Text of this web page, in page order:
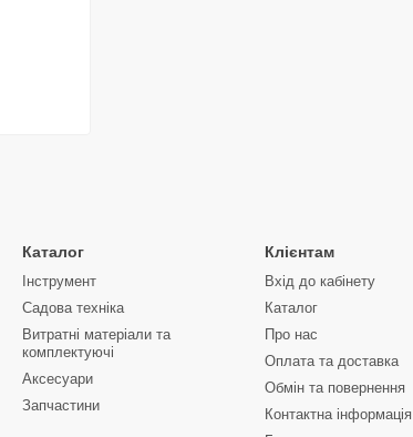
Каталог
Інструмент
Садова техніка
Витратні матеріали та
комплектуючі
Аксесуари
Запчастини
Клієнтам
Вхід до кабінету
Каталог
Про нас
Оплата та доставка
Обмін та повернення
Контактна інформація